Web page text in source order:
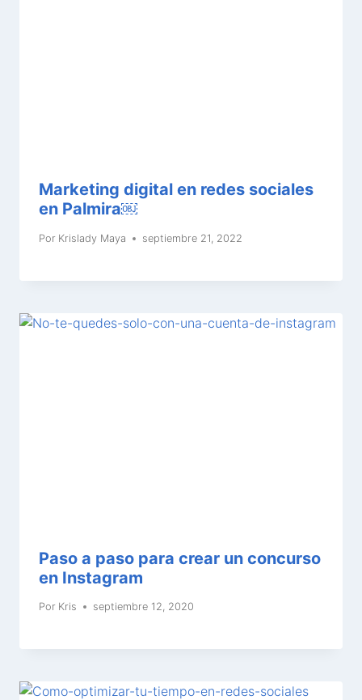
Marketing digital en redes sociales
en Palmira￼
Por Krislady Maya septiembre 21, 2022
Paso a paso para crear un concurso
en Instagram
Por Kris septiembre 12, 2020